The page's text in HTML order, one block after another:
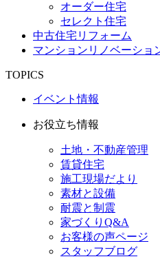
オーダー住宅
セレクト住宅
中古住宅リフォーム
マンションリノベーショ
TOPICS
イベント情報
お役立ち情報
土地・不動産管理
賃貸住宅
施工現場だより
素材と設備
耐震と制震
家づくりQ&A
お客様の声ページ
スタッフブログ